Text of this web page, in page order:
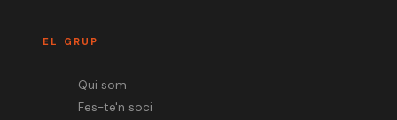
EL GRUP
Qui som
Fes-te'n soci